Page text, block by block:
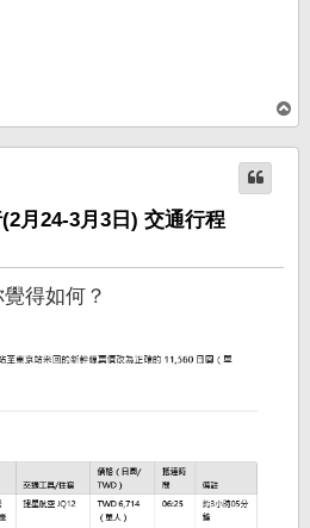
頂
端
月24-3月3日) 交通行程
得如何？